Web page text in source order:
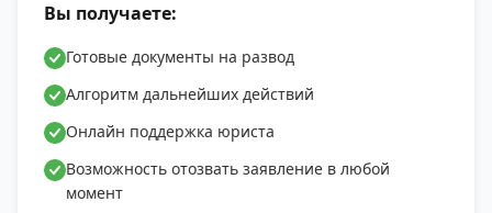
Вы получаете:
Готовые документы на развод
Алгоритм дальнейших действий
Онлайн поддержка юриста
Возможность отозвать заявление в любой
момент